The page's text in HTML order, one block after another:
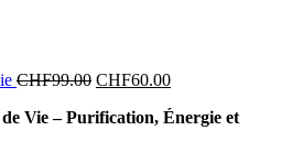
CHF99.00 CHF60.00
Vie – Purification, Énergie et